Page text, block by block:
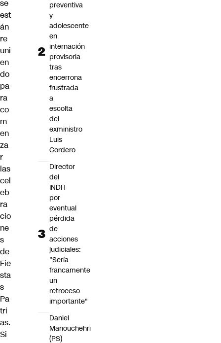
se
est
án
re
uni
en
do
pa
ra
co
m
en
za
r
las
cel
eb
ra
cio
ne
s
de
Fie
sta
s
Pa
tri
as.
Si
preventiva
y
adolescente
en
internación
provisoria
tras
encerrona
frustrada
a
escolta
del
exministro
Luis
Cordero
Director
del
INDH
por
eventual
pérdida
de
acciones
judiciales:
"Sería
francamente
un
retroceso
importante"
Daniel
Manouchehri
(PS)